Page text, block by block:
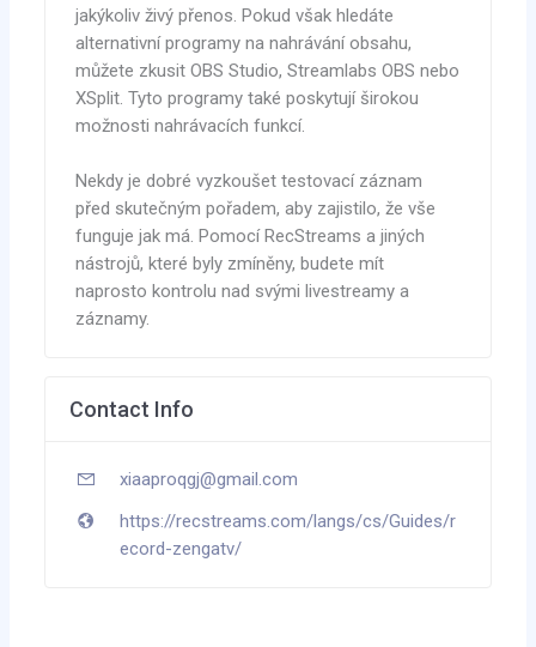
jakýkoliv živý přenos. Pokud však hledáte
alternativní programy na nahrávání obsahu,
můžete zkusit OBS Studio, Streamlabs OBS nebo
XSplit. Tyto programy také poskytují širokou
možnosti nahrávacích funkcí.
Nekdy je dobré vyzkoušet testovací záznam
před skutečným pořadem, aby zajistilo, že vše
funguje jak má. Pomocí RecStreams a jiných
nástrojů, které byly zmíněny, budete mít
naprosto kontrolu nad svými livestreamy a
záznamy.
Contact Info
xiaaproqgj@gmail.com
https://recstreams.com/langs/cs/Guides/r
ecord-zengatv/